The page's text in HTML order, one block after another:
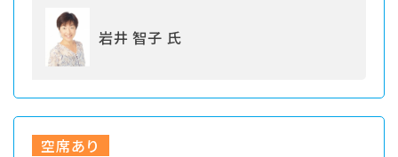
岩井 智子 氏
空席あり